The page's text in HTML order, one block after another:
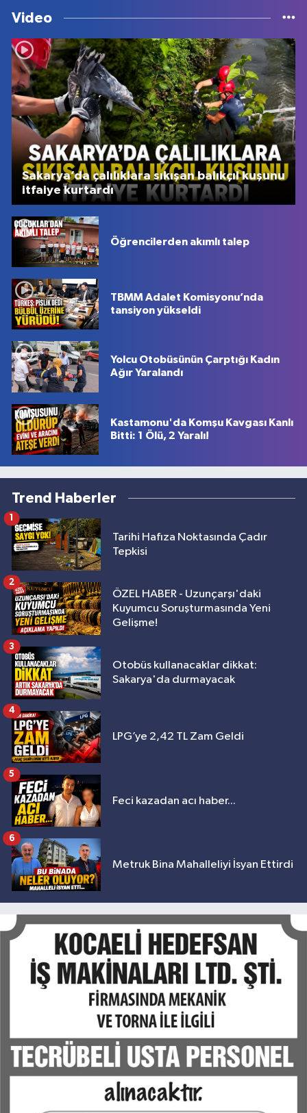
Video
Sakarya’da çalılıklara sıkışan balıkçıl kuşunu
itfaiye kurtardı
Öğrencilerden akımlı talep
TBMM Adalet Komisyonu’nda
tansiyon yükseldi
Yolcu Otobüsünün Çarptığı Kadın
Ağır Yaralandı
Kastamonu'da Komşu Kavgası Kanlı
Bitti: 1 Ölü, 2 Yaralı!
Trend Haberler
Tarihi Hafıza Noktasında Çadır
Tepkisi
1
ÖZEL HABER - Uzunçarşı'daki
Kuyumcu Soruşturmasında Yeni
Gelişme!
2
Otobüs kullanacaklar dikkat:
Sakarya'da durmayacak
3
LPG’ye 2,42 TL Zam Geldi
4
Feci kazadan acı haber...
5
Metruk Bina Mahalleliyi İsyan Ettirdi
6